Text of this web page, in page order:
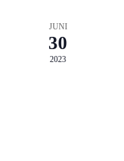
JUNI
30
2023